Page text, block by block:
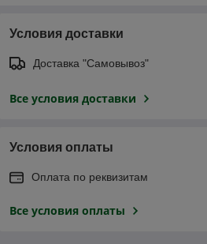
Условия доставки
Доставка "Самовывоз"
Все условия доставки
Условия оплаты
Оплата по реквизитам
Все условия оплаты